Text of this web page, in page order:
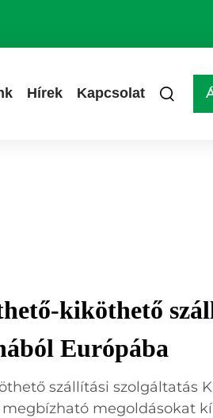
Hírek Kapcsolat
kiköthető
Európába
szállítási szolgáltatás
megoldásokat